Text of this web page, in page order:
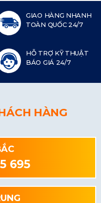
GIAO HÀNG NHANH
TOÀN QUỐC 24/7
HỖ TRỢ KỸ THUẬT
BÁO GIÁ 24/7
HÀNG
695